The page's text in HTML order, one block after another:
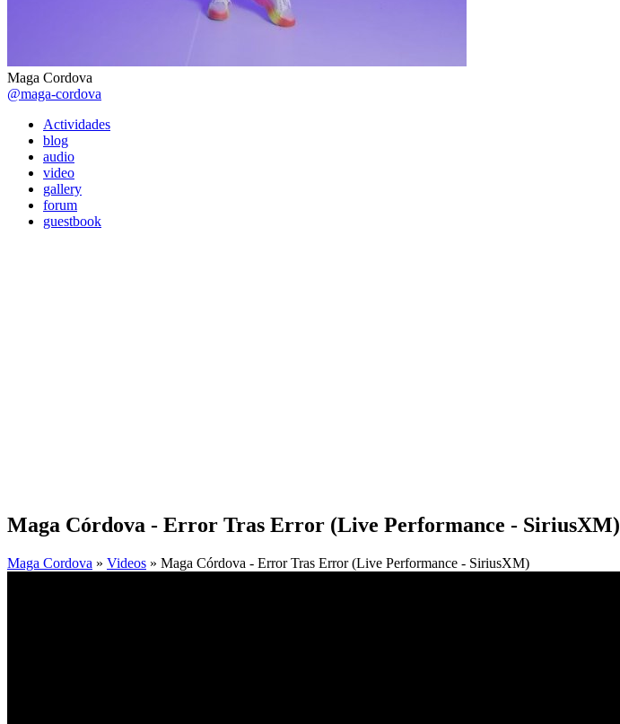
Maga Cordova
@maga-cordova
Actividades
blog
audio
video
gallery
forum
guestbook
Maga Córdova - Error Tras Error (Live Performance - SiriusXM)
Maga Cordova » Videos » Maga Córdova - Error Tras Error (Live Performance - SiriusXM)